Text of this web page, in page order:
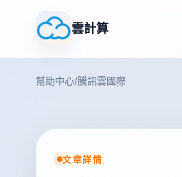
雲計算
幫助中心/騰訊雲國際
文章詳情